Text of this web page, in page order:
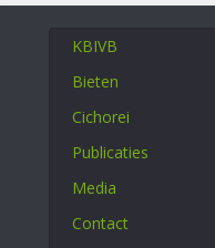
KBIVB
Bieten
Cichorei
Publicaties
Media
Contact